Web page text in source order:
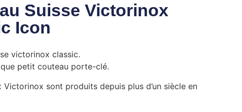
Suisse Victorinox
Icon
victorinox classic.
petit couteau porte-clé.
Victorinox sont produits depuis plus d’un siècle en